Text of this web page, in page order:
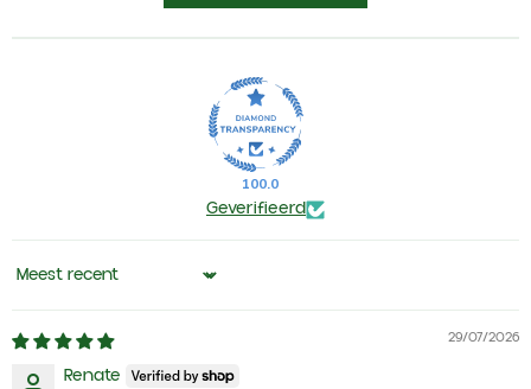
100.0
Geverifieerd
Sort by
29/07/2026
Renate